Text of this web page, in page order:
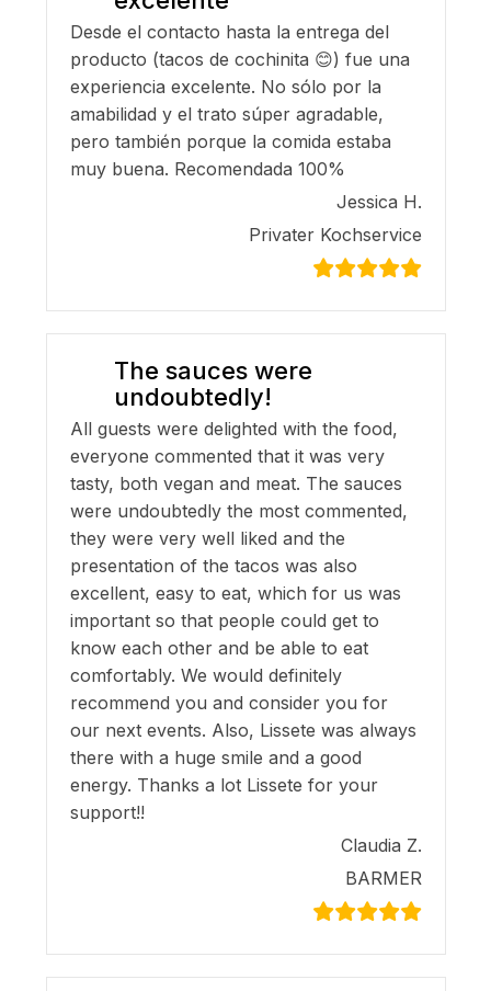
Desde el contacto hasta la entrega del
producto (tacos de cochinita 😊) fue una
experiencia excelente. No sólo por la
amabilidad y el trato súper agradable,
pero también porque la comida estaba
muy buena. Recomendada 100%
Jessica H.
Privater Kochservice
The sauces were
undoubtedly!
All guests were delighted with the food,
everyone commented that it was very
tasty, both vegan and meat. The sauces
were undoubtedly the most commented,
they were very well liked and the
presentation of the tacos was also
excellent, easy to eat, which for us was
important so that people could get to
know each other and be able to eat
comfortably. We would definitely
recommend you and consider you for
our next events. Also, Lissete was always
there with a huge smile and a good
energy. Thanks a lot Lissete for your
support!!
Claudia Z.
BARMER